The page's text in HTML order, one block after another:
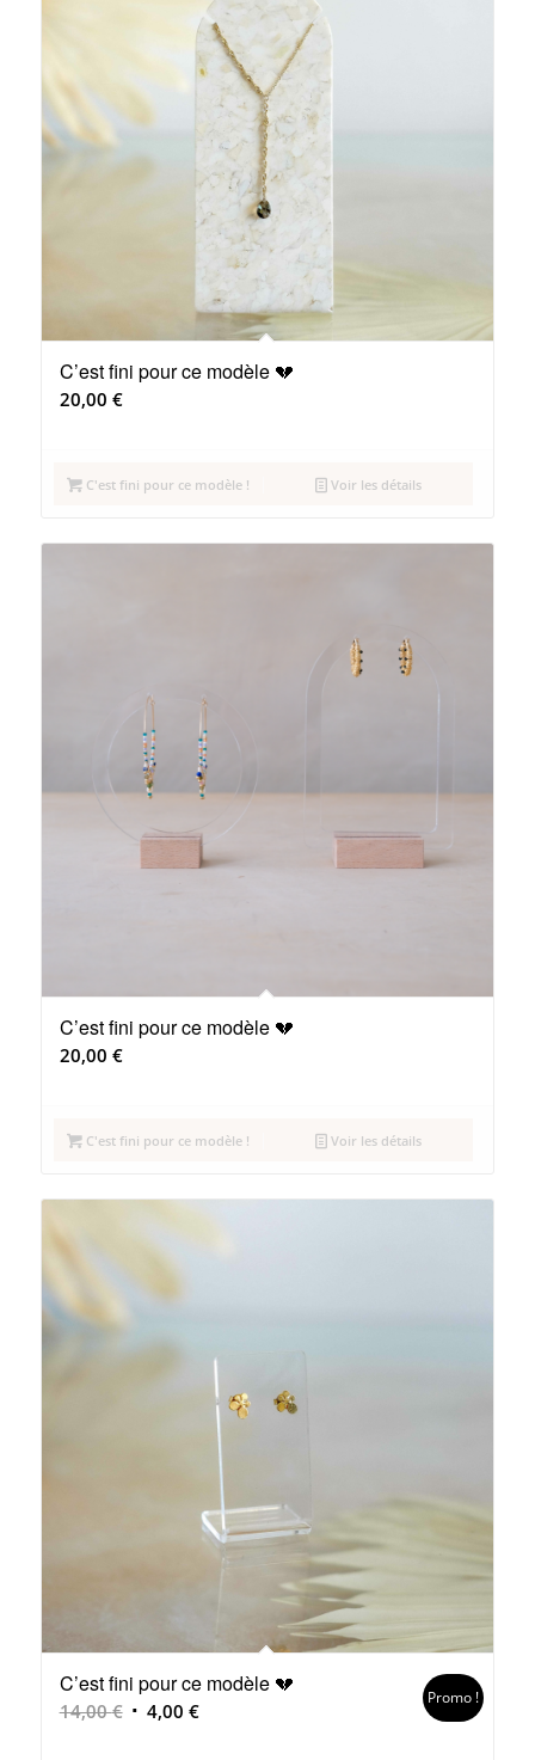
C’est fini pour ce modèle 💔
20,00 €
C'est fini pour ce modèle ! Voir les détails
C’est fini pour ce modèle 💔
20,00 €
C'est fini pour ce modèle ! Voir les détails
C’est fini pour ce modèle 💔
14,00€ Le 4,00 €Le
Promo !